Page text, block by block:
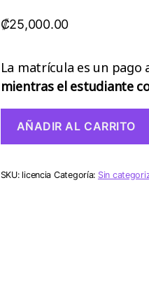
₡25,000.00
La matrícula es un pago
mientras el estudiante
Anual
2026
AÑADIR AL CARRITO
SKU: licencia Categoría: Sin